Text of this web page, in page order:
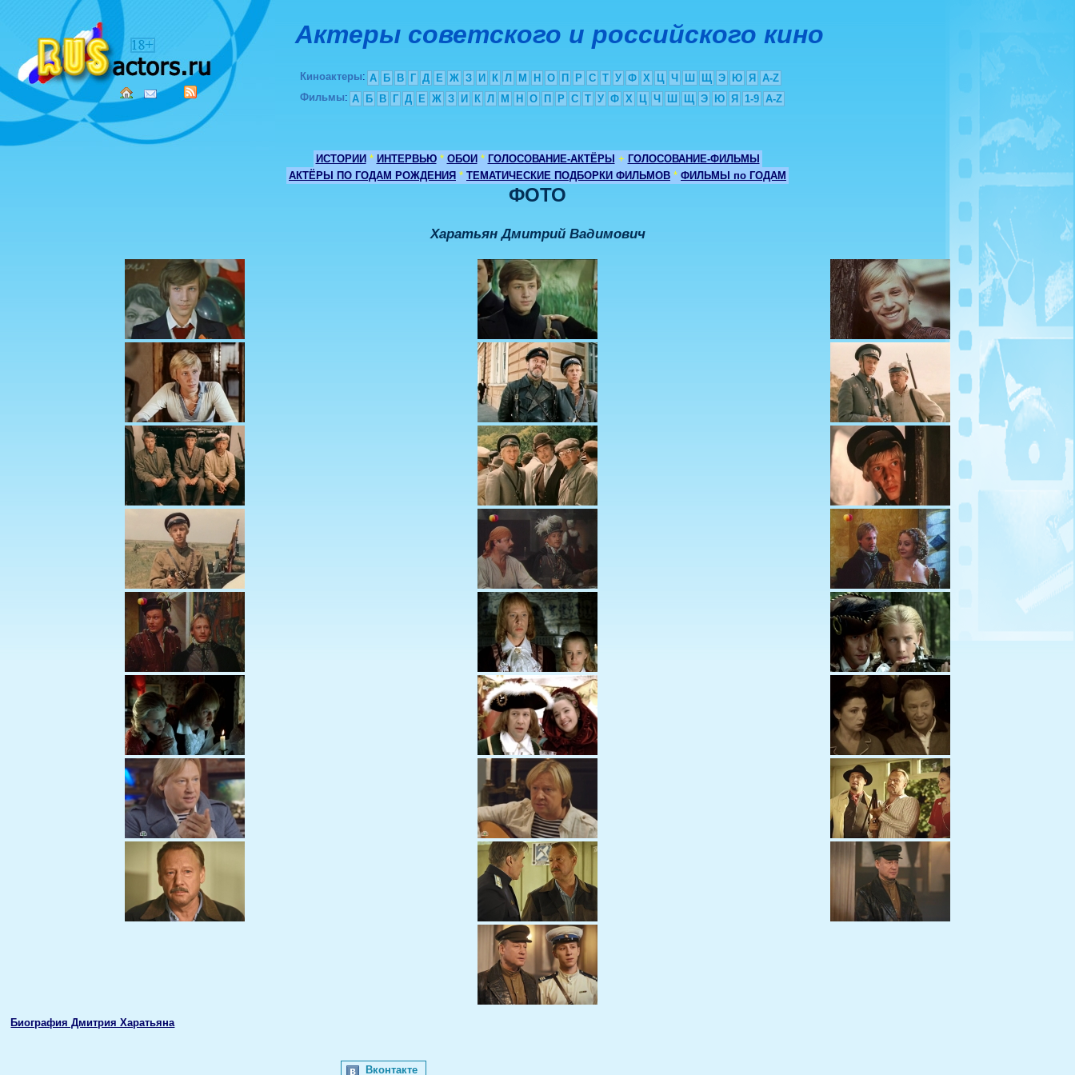
Актеры советского и российского кино
Киноактеры: А Б В Г Д Е Ж З И К Л М Н О П Р С Т У Ф Х Ц Ч Ш Щ Э Ю Я
A-Z
Фильмы: А Б В Г Д Е Ж З И К Л М Н О П Р С Т У Ф Х Ц Ч Ш Щ Э Ю Я 1-9 A-Z
ИСТОРИИ * ИНТЕРВЬЮ * ОБОИ * ГОЛОСОВАНИЕ-АКТЁРЫ + ГОЛОСОВАНИЕ-ФИЛЬМЫ
АКТЁРЫ ПО ГОДАМ РОЖДЕНИЯ * ТЕМАТИЧЕСКИЕ ПОДБОРКИ ФИЛЬМОВ * ФИЛЬМЫ по ГОДАМ
ФОТО
Харатьян Дмитрий Вадимович
Биография Дмитрия Харатьяна
Вконтакте